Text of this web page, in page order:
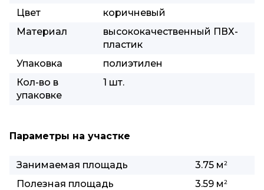
Цвет
коричневый
Материал
высококачественный ПВХ-
пластик
Упаковка
полиэтилен
Кол-во в
упаковке
1 шт.
Параметры на участке
Занимаемая площадь 3.75 м2
Полезная площадь 3.59 м2